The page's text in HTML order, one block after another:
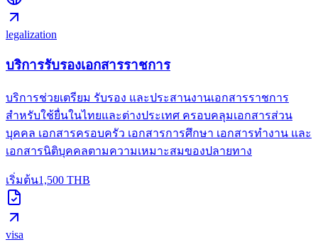
legalization
บริการรับรองเอกสารราชการ
บริการช่วยเตรียม รับรอง และประสานงานเอกสารราชการ
สำหรับใช้ยื่นในไทยและต่างประเทศ ครอบคลุมเอกสารส่วน
บุคคล เอกสารครอบครัว เอกสารการศึกษา เอกสารทำงาน และ
เอกสารนิติบุคคลตามความเหมาะสมของปลายทาง
เริ่มต้น1,500 THB
visa